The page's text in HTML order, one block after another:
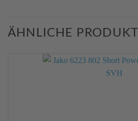
ÄHNLICHE